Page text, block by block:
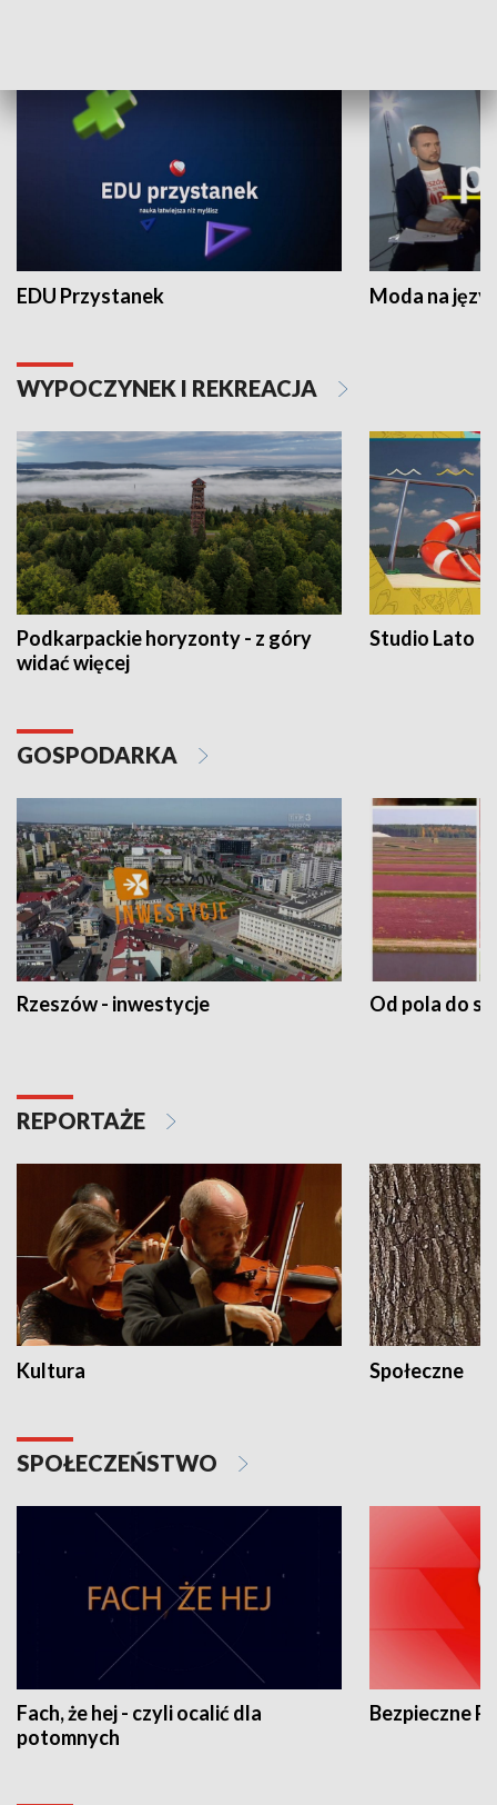
EDU Przystanek Moda na
WYPOCZYNEK I REKREACJA
Podkarpackie horyzonty - z góry
widać więcej
Studio Lato
GOSPODARKA
Rzeszów - inwestycje Od pola do
REPORTAŻE
Kultura Społeczne
SPOŁECZEŃSTWO
Fach, że hej - czyli ocalić dla
potomnych
Bezpieczne